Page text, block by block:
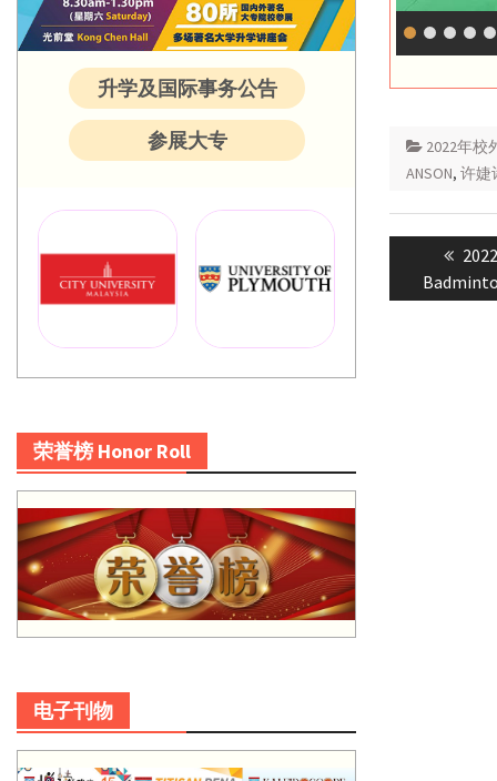
2022年校
ANSON, 许婕
Post
升学及国际事务公告
参展大专
荣誉榜 Honor Roll
电子刊物